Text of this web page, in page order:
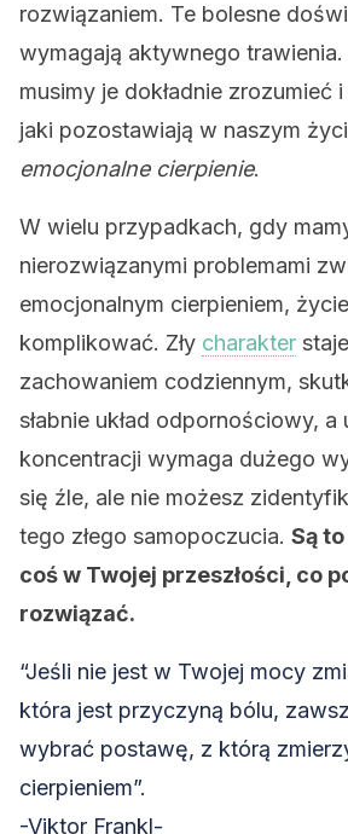
rozwiązaniem. Te bolesne
wymagają aktywnego
musimy je dokładnie zrozumieć
jaki pozostawiają w naszym
emocjonalne cierpienie.
W wielu przypadkach, gdy
nierozwiązanymi problemami
emocjonalnym cierpieniem,
komplikować. Zły charakter
zachowaniem codziennym,
słabnie układ odpornościowy, a
koncentracji wymaga dużego
się źle, ale nie możesz
tego złego samopoczucia. Są
coś w Twojej przeszłości, co
rozwiązać.
“Jeśli nie jest w Twojej mocy
która jest przyczyną bólu,
wybrać postawę, z którą
cierpieniem”.
-Viktor Frankl-